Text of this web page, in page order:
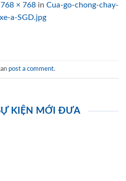
768 × 768 in Cua-go-chong-chay-
a-SGD.jpg
post a comment.
KIỆN MỚI ĐƯA